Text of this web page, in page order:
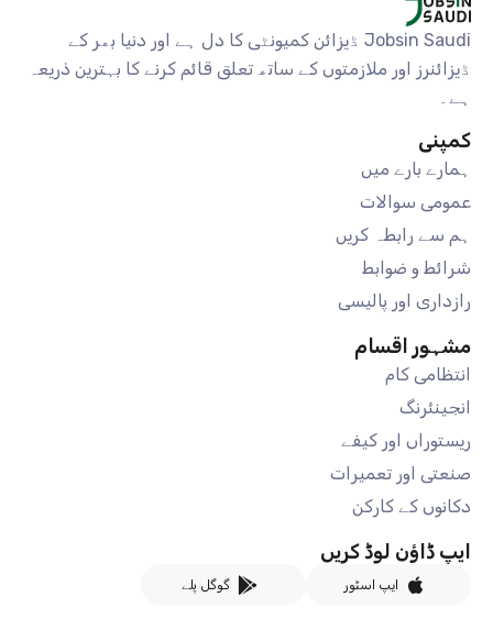
Jobsin Saudi ڈیزائن کمیونٹی کا دل ہے اور دنیا بھر کے
ڈیزائنرز اور ملازمتوں کے ساتھ تعلق قائم کرنے کا بہترین ذریعہ
ہے۔
کمپنی
ہمارے بارے میں
عمومی سوالات
ہم سے رابطہ کریں
شرائط و ضوابط
رازداری اور پالیسی
مشہور اقسام
انتظامی کام
انجینئرنگ
ریستوراں اور کیفے
صنعتی اور تعمیرات
دکانوں کے کارکن
ایپ ڈاؤن لوڈ کریں
ایپ اسٹور گوگل پلے